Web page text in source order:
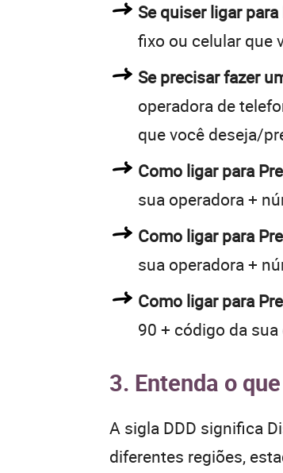
Se quiser ligar
fixo ou celular que
Se precisar fazer
operadora de
que você deseja/
Como ligar para
sua operadora +
Como ligar para
sua operadora +
Como ligar para
90 + código da
3. Entenda o
A sigla DDD significa
diferentes regiões,